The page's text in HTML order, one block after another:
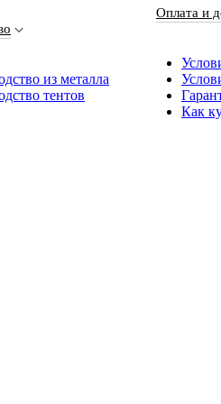
из металла
тентов
Оплата и
Как